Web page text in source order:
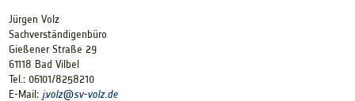
Jürgen Volz
Sachverständigenbüro
Gießener Straße 29
61118 Bad Vilbel
Tel.: 06101/8258210
E-Mail: j.volz@sv-volz.de